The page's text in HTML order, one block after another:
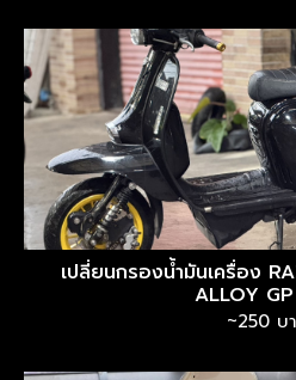
เปลี่ยนกรองน้ำมันเครื่อง
ALLOY
~250 บ